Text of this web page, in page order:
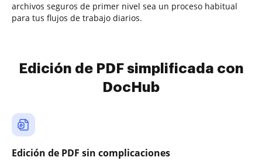
archivos seguros de primer nivel sea un proceso habitual
para tus flujos de trabajo diarios.
Edición de PDF simplificada con
DocHub
Edición de PDF sin complicaciones